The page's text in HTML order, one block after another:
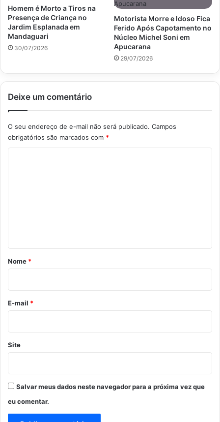
Homem é Morto a Tiros na
Presença de Criança no
Jardim Esplanada em
Mandaguari
30/07/2026
Motorista Morre e Idoso Fica
Ferido Após Capotamento no
Núcleo Michel Soni em
Apucarana
29/07/2026
Deixe um comentário
O seu endereço de e-mail não será publicado. Campos
obrigatórios são marcados com *
r
o
*
Nome *
E-mail *
Site
Salvar meus dados neste navegador para a próxima vez que
eu comentar.